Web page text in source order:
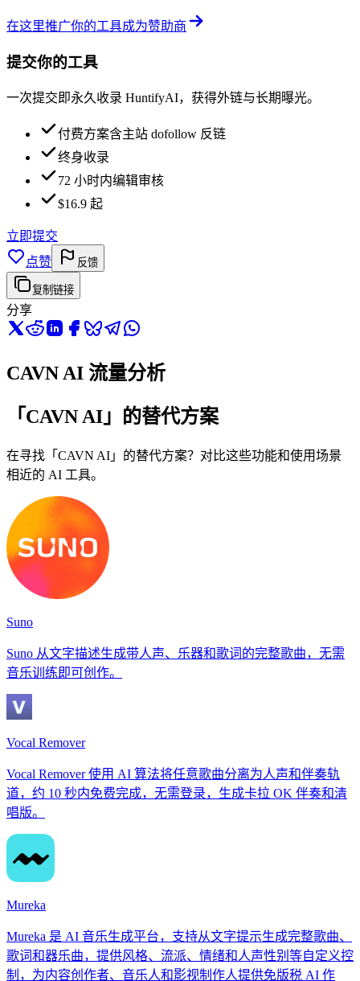
在这里推广你的工具成为赞助商
提交你的工具
一次提交即永久收录 HuntifyAI，获得外链与长期曝光。
付费方案含主站 dofollow 反链
终身收录
72 小时内编辑审核
$16.9 起
立即提交
点赞
反馈
复制链接
分享
CAVN AI 流量分析
「CAVN AI」的替代方案
在寻找「CAVN AI」的替代方案？对比这些功能和使用场景
相近的 AI 工具。
Suno
Suno 从文字描述生成带人声、乐器和歌词的完整歌曲，无需
音乐训练即可创作。
Vocal Remover
Vocal Remover 使用 AI 算法将任意歌曲分离为人声和伴奏轨
道，约 10 秒内免费完成，无需登录，生成卡拉 OK 伴奏和清
唱版。
Mureka
Mureka 是 AI 音乐生成平台，支持从文字提示生成完整歌曲、
歌词和器乐曲，提供风格、流派、情绪和人声性别等自定义控
制，为内容创作者、音乐人和影视制作人提供免版税 AI 作